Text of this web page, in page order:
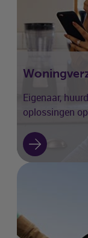
Eigenaar,
oplossingen